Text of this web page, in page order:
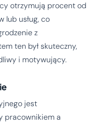
otrzymują procent od
lub usług, co
z
ten był skuteczny,
i motywujący.
jest
pracownikiem a